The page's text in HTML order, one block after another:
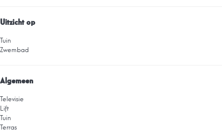
Uitzicht op
Tuin
Zwembad
Algemeen
Televisie
Lift
Tuin
Terras